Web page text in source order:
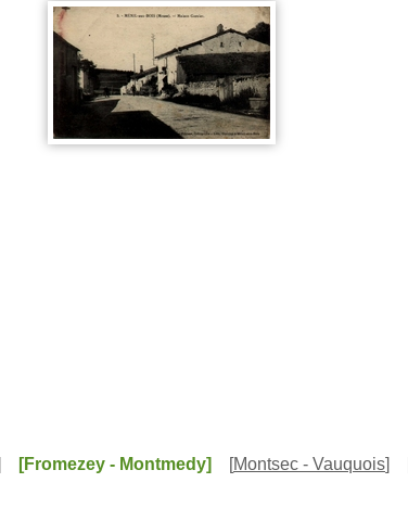
[Fromezey - Montmedy] [Montsec - Vauquois]